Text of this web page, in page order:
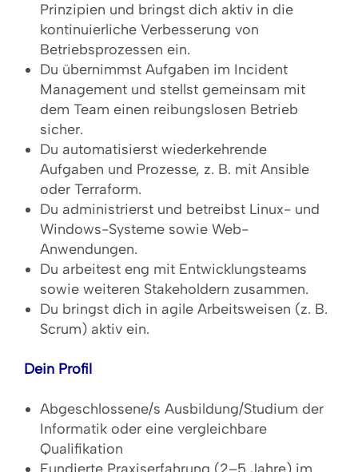
Prinzipien und bringst dich aktiv in die
kontinuierliche Verbesserung von
Betriebsprozessen ein.
Du übernimmst Aufgaben im Incident
Management und stellst gemeinsam mit
dem Team einen reibungslosen Betrieb
sicher.
Du automatisierst wiederkehrende
Aufgaben und Prozesse, z. B. mit Ansible
oder Terraform.
Du administrierst und betreibst Linux- und
Windows-Systeme sowie Web-
Anwendungen.
Du arbeitest eng mit Entwicklungsteams
sowie weiteren Stakeholdern zusammen.
Du bringst dich in agile Arbeitsweisen (z. B.
Scrum) aktiv ein.
Dein Profil
Abgeschlossene/s Ausbildung/Studium der
Informatik oder eine vergleichbare
Qualifikation